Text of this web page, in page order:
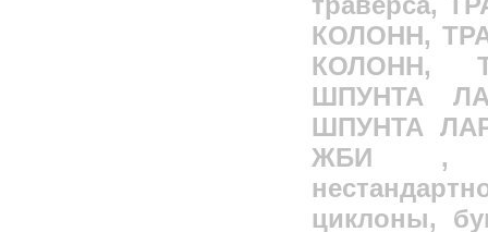
КОЛОНН,
КОЛОНН,
ШПУНТА
ШПУНТА
ЖБИ ,
циклоны,